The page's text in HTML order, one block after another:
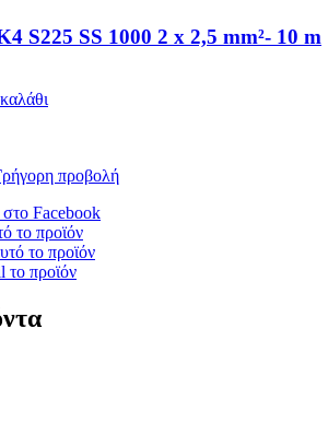
S225 SS 1000 2 x 2,5 mm²- 10 m
προβολή
στο Facebook
το προϊόν
το προϊόν
το προϊόν